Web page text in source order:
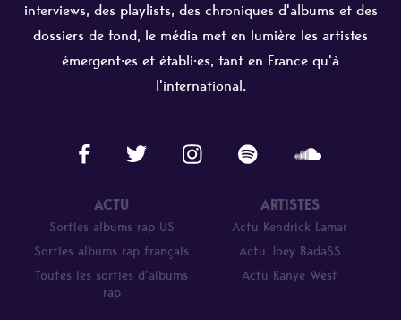
interviews, des playlists, des chroniques d'albums et des
dossiers de fond, le média met en lumière les artistes
émergent·es et établi·es, tant en France qu'à
l'international.
ACTU
Sorties albums rap US
Sorties albums rap français
Toutes les sorties d’albums
rap
ARTISTES
Actu Kendrick Lamar
Actu Joey Bada$$
Actu Kanye West